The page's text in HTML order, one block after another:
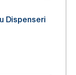
Dispenseri